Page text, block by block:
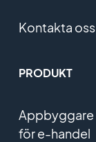
Kontakta oss
PRODUKT
Appbyggare
för e-handel